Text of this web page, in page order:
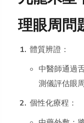
理眼周問
體質辨證：
中醫師通過
測儀評估眼
個性化療程：